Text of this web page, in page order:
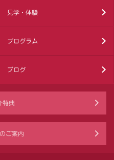
見学・体験
プログラム
ブログ
特典
ご案内